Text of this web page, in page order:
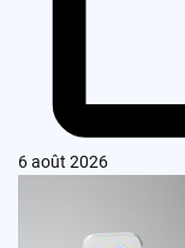
6 août 2026